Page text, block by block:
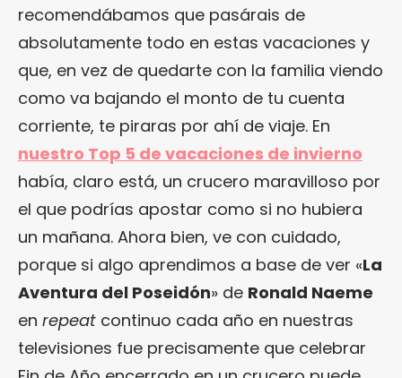
recomendábamos que pasárais de
absolutamente todo en estas vacaciones y
que, en vez de quedarte con la familia viendo
como va bajando el monto de tu cuenta
corriente, te piraras por ahí de viaje. En
nuestro Top 5 de vacaciones de invierno
había, claro está, un crucero maravilloso por
el que podrías apostar como si no hubiera
un mañana. Ahora bien, ve con cuidado,
porque si algo aprendimos a base de ver «La
Aventura del Poseidón» de Ronald Naeme
en repeat continuo cada año en nuestras
televisiones fue precisamente que celebrar